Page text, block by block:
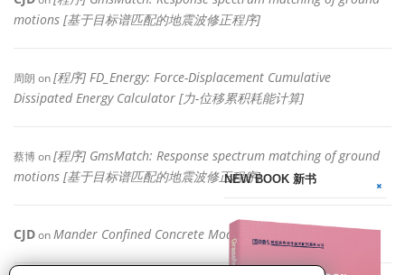
motions [基于目标谱匹配的地震波修正程序]
周朗 on[程序] FD_Energy: Force-Displacement Cumulative
Dissipated Energy Calculator [力-位移累积耗能计算]
蔡博on[程序] GmsMatch: Response spectrum matching of ground
motions [基于目标谱匹配的地震波修正程序]
CJDonMander Confined Concrete Model 资料整理
NEW BOOK 新书